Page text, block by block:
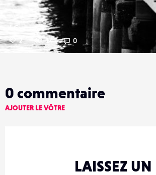
LC
2 14 0
0 commentaire
AJOUTER LE VÔTRE
LAISSEZ UN